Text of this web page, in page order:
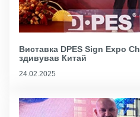
Виставка DPES Sign Expo
здивував Китай
24.02.2025